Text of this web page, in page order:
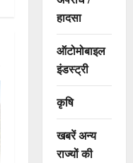
हादसा
ऑटोमोबाइल
इंडस्ट्री
कृषि
खबरें अन्य
राज्यों की